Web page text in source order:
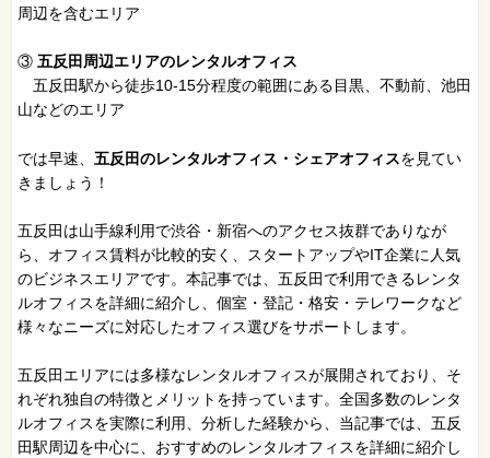
周辺を含むエリア
③ 五反田周辺エリアのレンタルオフィス
五反田駅から徒歩10-15分程度の範囲にある目黒、不動前、池田
山などのエリア
では早速、 五反田のレンタルオフィス・シェアオフィスを見てい
きましょう！
五反田は山手線利用で渋谷・新宿へのアクセス抜群でありなが
ら、オフィス賃料が比較的安く、スタートアップやIT企業に人気
のビジネスエリアです。本記事では、五反田で利用できるレンタ
ルオフィスを詳細に紹介し、個室・登記・格安・テレワークなど
様々なニーズに対応したオフィス選びをサポートします。
五反田エリアには多様なレンタルオフィスが展開されており、そ
れぞれ独自の特徴とメリットを持っています。全国多数のレンタ
ルオフィスを実際に利用、分析した経験から、当記事では、五反
田駅周辺を中心に、おすすめのレンタルオフィスを詳細に紹介し